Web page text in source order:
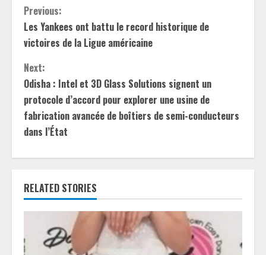
C
o
n
t
i
n
u
e
R
e
Previous:
Les Yankees ont battu le record historique de
victoires de la Ligue américaine
Next:
Odisha : Intel et 3D Glass Solutions signent un
protocole d’accord pour explorer une usine de
fabrication avancée de boîtiers de semi-conducteurs
dans l’État
RELATED STORIES